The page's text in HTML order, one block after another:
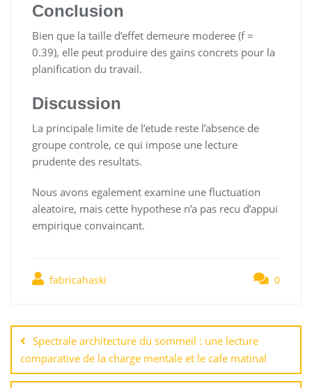
Conclusion
Bien que la taille d’effet demeure moderee (f =
0.39), elle peut produire des gains concrets pour la
planification du travail.
Discussion
La principale limite de l’etude reste l’absence de
groupe controle, ce qui impose une lecture
prudente des resultats.
Nous avons egalement examine une fluctuation
aleatoire, mais cette hypothese n’a pas recu d’appui
empirique convaincant.
fabricahaski 0
по
записям
Spectrale architecture du sommeil : une lecture
comparative de la charge mentale et le cafe matinal